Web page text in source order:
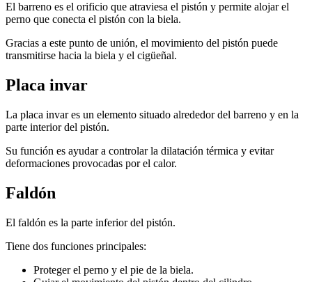
El barreno es el orificio que atraviesa el pistón y permite alojar el
perno que conecta el pistón con la biela.
Gracias a este punto de unión, el movimiento del pistón puede
transmitirse hacia la biela y el cigüeñal.
Placa invar
La placa invar es un elemento situado alrededor del barreno y en la
parte interior del pistón.
Su función es ayudar a controlar la dilatación térmica y evitar
deformaciones provocadas por el calor.
Faldón
El faldón es la parte inferior del pistón.
Tiene dos funciones principales:
Proteger el perno y el pie de la biela.